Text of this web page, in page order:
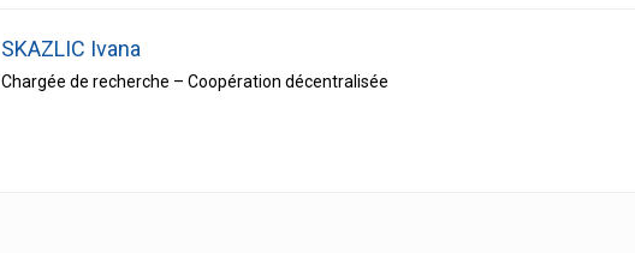
SKAZLIC Ivana
Chargée de recherche – Coopération décentralisée